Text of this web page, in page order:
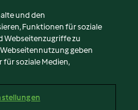
und den
Funktionen für soziale
Webseitenzugriffe zu
geben
für soziale Medien,